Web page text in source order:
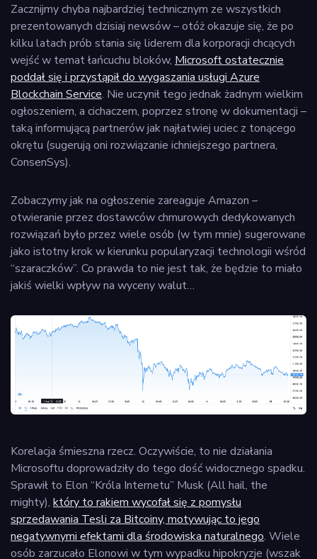
Zacznijmy chyba najbardziej technicznym ze wszystkich
prezentowanych dzisiaj newsów – otóż okazuje się, że po
kilku latach prób stania się liderem dla korporacji chcących
wejść w temat łańcuchu bloków, Microsoft ostatecznie
poddał się i przystąpił do wygaszania usługi Azure
Blockchain Service. Nie uczynił tego jednak żadnym wielkim
ogłoszeniem, a cichaczem, poprzez stronę w dokumentacji –
taką informującą partnerów jak najłatwiej uciec z tonącego
okrętu (sugerują oni rozwiązanie ichniejszego partnera,
ConsenSys).
Zobaczymy jak na ogłoszenie zareaguje Amazon –
otwieranie przez dostawców chmurowych dedykowanych
rozwiązań było przez wiele osób (w tym mnie) sugerowane
jako istotny krok w kierunku popularyzacji technologii wśród
“szaraczków”. Co prawda to nie jest tak, że będzie to miało
jakiś wielki wpływ na wyceny walut…
Korelacja śmieszna rzecz. Oczywiście, to nie działania
Microsoftu doprowadziły do tego dość widocznego spadku.
Sprawił to Elon “Króla Internetu” Musk (All hail, the
mighty), który to rakiem wycofał się z pomysłu
sprzedawania Tesli za Bitcoiny, motywując to jego
negatywnymi efektami dla środowiska naturalnego. Wiele
osób zarzucało Elonowi w tym wypadku hipokryzje (wszak